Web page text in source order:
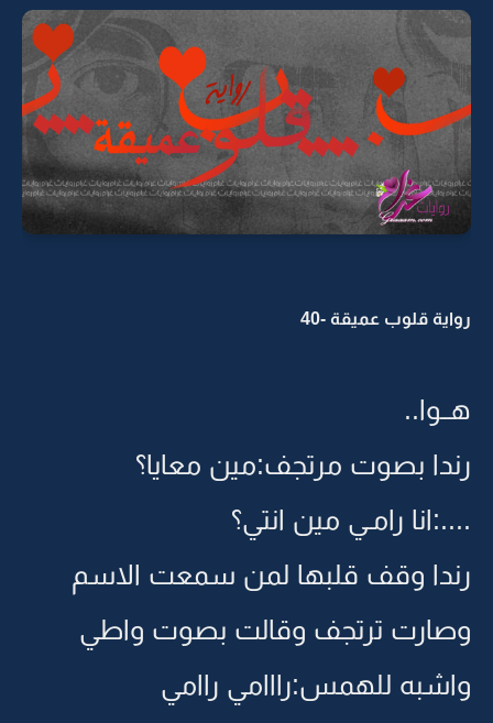
رواية قلوب عميقة -40
هــوا..
رندا بصوت مرتجف:مين معايا؟
....:انا رامـي مين انتي؟
رندا وقف قلبها لمن سمعت الاسم
وصارت ترتجف وقالت بصوت واطي
واشبه للهمس:رااامي راامي